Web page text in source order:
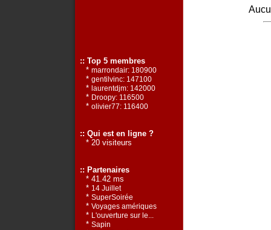
:: Top 5 membres
* marrondair: 180900
* gentilvinc: 147100
* laurentdjm: 142000
* Droopy: 116500
* olivier77: 116400
:: Qui est en ligne ?
* 20 visiteurs
:: Partenaires
* 41.42 ms
* 14 Juillet
* SuperSoirée
* Voyages amériques
* L'ouverture sur le...
* Sapin